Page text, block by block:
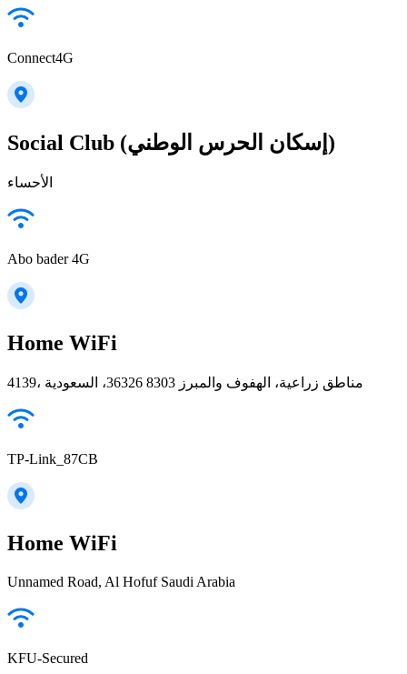
Connect4G
Social Club (إسكان الحرس الوطني)
الأحساء
Abo bader 4G
Home WiFi
4139، مناطق زراعية، الهفوف والمبرز 36326 8303، السعودية
TP-Link_87CB
Home WiFi
Unnamed Road, Al Hofuf Saudi Arabia
KFU-Secured